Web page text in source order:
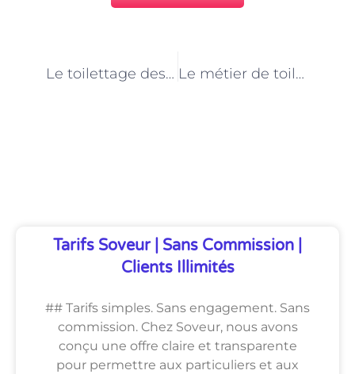
Le toilettage des animaux de ferme : un art à part entière Le métier de toiletteur-toiletteuse pour animaux de ferme : au-delà de l’apparence
Tarifs Soveur | Sans Commission |
Clients Illimités
## Tarifs simples. Sans engagement. Sans
commission. Chez Soveur, nous avons
conçu une offre claire et transparente
pour permettre aux particuliers et aux